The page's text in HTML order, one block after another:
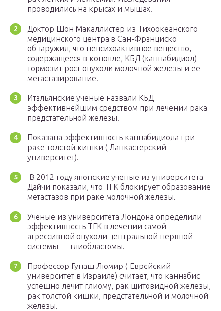
проводились на крысах и мышах.
Доктор Шон Макаллистер из Тихоокеанского
медицинского центра в Сан-Франциско
обнаружил, что непсихоактивное вещество,
содержащееся в конопле, КБД (каннабидиол)
тормозит рост опухоли молочной железы и ее
метастазирование.
Итальянские ученые назвали КБД
эффективнейшим средством при лечении рака
предстательной железы.
Показана эффективность каннабидиола при
раке толстой кишки ( Ланкастерский
университет).
В 2012 году японские ученые из университета
Дайчи показали, что ТГК блокирует образование
метастазов при раке молочной железы.
Ученые из университета Лондона определили
эффективность ТГК в лечении самой
агрессивной опухоли центральной нервной
системы — глиобластомы.
Профессор Гунаш Люмир ( Еврейский
университет в Израиле) считает, что каннабис
успешно лечит глиому, рак щитовидной железы,
рак толстой кишки, предстательной и молочной
железы.